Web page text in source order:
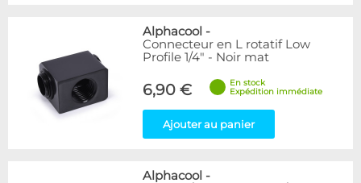
Alphacool -
Connecteur en L rotatif Low
Profile 1/4" - Noir mat
6,90 €
En stock
Expédition immédiate
Ajouter au panier
Alphacool -